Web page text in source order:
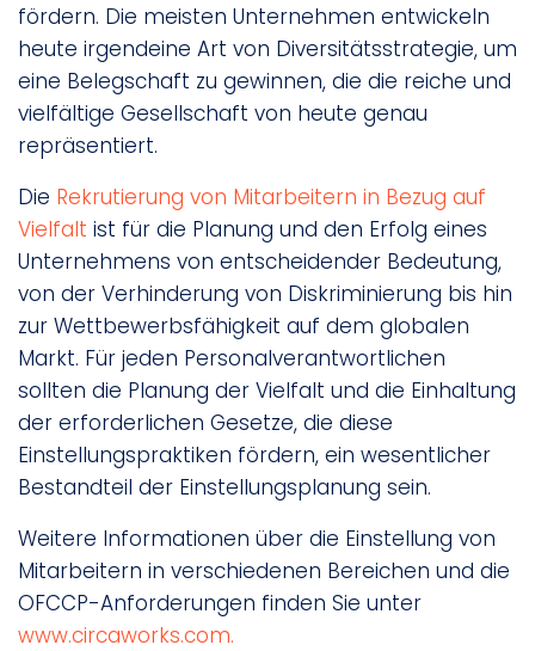
fördern. Die meisten Unternehmen entwickeln
heute irgendeine Art von Diversitätsstrategie, um
eine Belegschaft zu gewinnen, die die reiche und
vielfältige Gesellschaft von heute genau
repräsentiert.
Die Rekrutierung von Mitarbeitern in Bezug auf
Vielfalt ist für die Planung und den Erfolg eines
Unternehmens von entscheidender Bedeutung,
von der Verhinderung von Diskriminierung bis hin
zur Wettbewerbsfähigkeit auf dem globalen
Markt. Für jeden Personalverantwortlichen
sollten die Planung der Vielfalt und die Einhaltung
der erforderlichen Gesetze, die diese
Einstellungspraktiken fördern, ein wesentlicher
Bestandteil der Einstellungsplanung sein.
Weitere Informationen über die Einstellung von
Mitarbeitern in verschiedenen Bereichen und die
OFCCP-Anforderungen finden Sie unter
www.circaworks.com.